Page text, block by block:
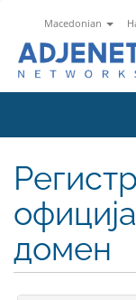
Macedonian
домен